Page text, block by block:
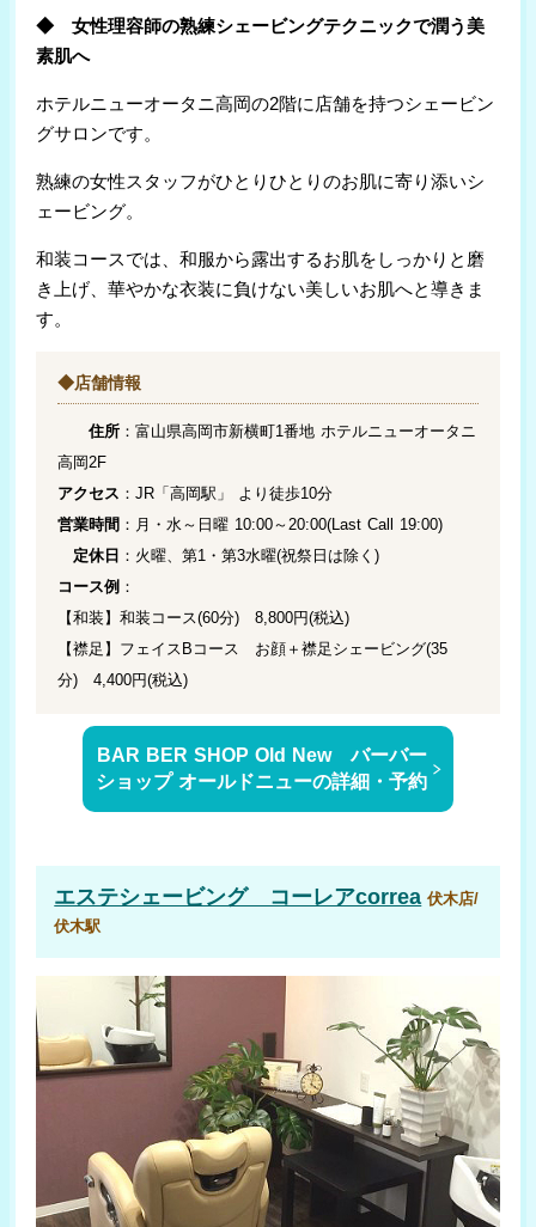
◆ 女性理容師の熟練シェービングテクニックで潤う美
素肌へ
ホテルニューオータニ高岡の2階に店舗を持つシェービン
グサロンです。
熟練の女性スタッフがひとりひとりのお肌に寄り添いシ
ェービング。
和装コースでは、和服から露出するお肌をしっかりと磨
き上げ、華やかな衣装に負けない美しいお肌へと導きま
す。
◆店舗情報
住所 ：富山県高岡市新横町1番地 ホテルニューオータニ
高岡2F
アクセス ：JR「高岡駅」 より徒歩10分
営業時間 ：月・水～日曜 10:00～20:00(Last Call 19:00)
定休日 ：火曜、第1・第3水曜(祝祭日は除く)
コース例 ：
【和装】和装コース(60分) 8,800円(税込)
【襟足】フェイスBコース お顔＋襟足シェービング(35
分) 4,400円(税込)
BAR BER SHOP Old New バーバー
ショップ オールドニューの詳細・予約
エステシェービング コーレアcorrea 伏木店/
伏木駅